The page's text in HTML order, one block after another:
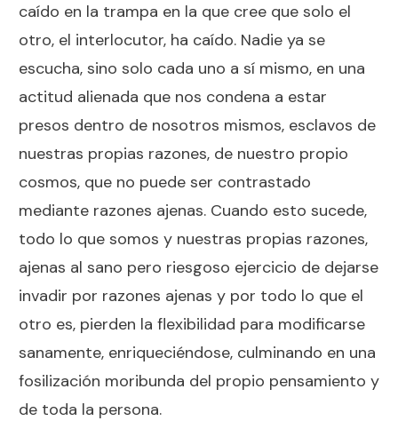
caído en la trampa en la que cree que solo el
otro, el interlocutor, ha caído. Nadie ya se
escucha, sino solo cada uno a sí mismo, en una
actitud alienada que nos condena a estar
presos dentro de nosotros mismos, esclavos de
nuestras propias razones, de nuestro propio
cosmos, que no puede ser contrastado
mediante razones ajenas. Cuando esto sucede,
todo lo que somos y nuestras propias razones,
ajenas al sano pero riesgoso ejercicio de dejarse
invadir por razones ajenas y por todo lo que el
otro es, pierden la flexibilidad para modificarse
sanamente, enriqueciéndose, culminando en una
fosilización moribunda del propio pensamiento y
de toda la persona.